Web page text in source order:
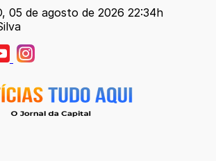
05 de agosto de 2026 22:34h